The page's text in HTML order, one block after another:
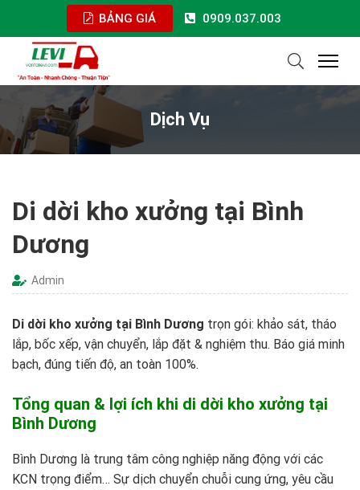
BẢNG GIÁ 0909.037.003
Dịch Vụ
Di dời kho xưởng tại Bình
Dương
Admin
Di dời kho xưởng tại Bình Dương trọn gói: khảo sát, tháo
lắp, bốc xếp, vận chuyển, lắp đặt & nghiệm thu. Báo giá minh
bạch, đúng tiến độ, an toàn 100%.
Tổng quan & lợi ích khi di dời kho xưởng tại
Bình Dương
Bình Dương là trung tâm công nghiệp năng động với các
KCN trọng điểm… Sự dịch chuyển chuỗi cung ứng, yêu cầu